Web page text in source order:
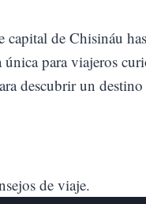
de Chisináu
para viajeros
descubrir un
de viaje.